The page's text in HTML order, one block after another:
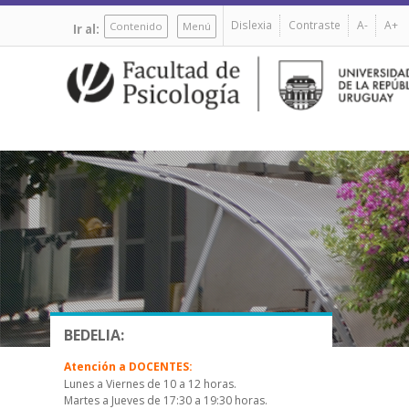
Pasar
contenido
Ir al: Contenido Menú Dislexia Contraste A- A+
BEDELIA:
Atención a DOCENTES:
Lunes a Viernes de 10 a 12 horas.
Martes a Jueves de 17:30 a 19:30 horas.